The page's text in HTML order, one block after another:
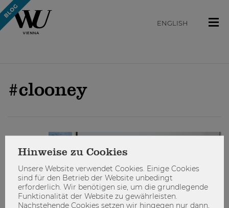
ENGLISH
#clooney
Hinweise zu Cookies
Unsere Website verwendet Cookies. Einige Cookies
sind für den Betrieb der Website unbedingt
erforderlich. Wir benötigen sie, um die grundlegende
Funktionalität der Website zu gewährleisten.
Nachstehende Cookies setzen wir hingegen nur dann,